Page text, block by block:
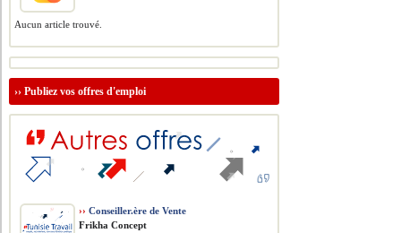
Aucun article trouvé.
››Publiez vos offres d'emploi
›› Conseiller.ère de Vente
Frikha Concept